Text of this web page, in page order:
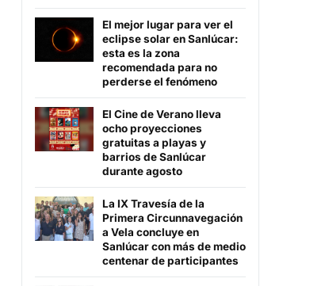
El mejor lugar para ver el
eclipse solar en Sanlúcar:
esta es la zona
recomendada para no
perderse el fenómeno
El Cine de Verano lleva
ocho proyecciones
gratuitas a playas y
barrios de Sanlúcar
durante agosto
La IX Travesía de la
Primera Circunnavegación
a Vela concluye en
Sanlúcar con más de medio
centenar de participantes